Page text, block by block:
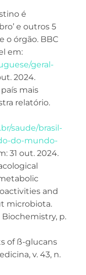
é
e outros 5
o órgão. BBC
em:
geral-
2024.
país mais
relatório.
saude/brasil-
do-mundo-
31 out. 2024.
and
microbiota.
p.
of ß-glucans
v. 43, n.